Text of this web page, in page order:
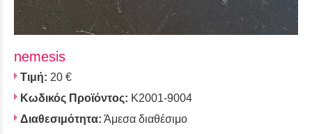
nemesis
Τιμή: 20 €
Κωδικός Προϊόντος: K2001-9004
Διαθεσιμότητα: Άμεσα διαθέσιμο